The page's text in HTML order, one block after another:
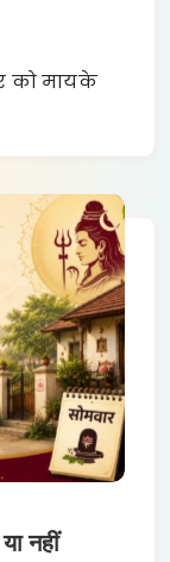
को मायके
नहीं